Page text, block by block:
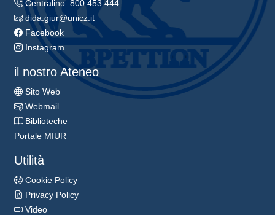
Centralino: 800 453 444
dida.giur@unicz.it
Facebook
Instagram
il nostro Ateneo
Sito Web
Webmail
Biblioteche
Portale MIUR
Utilità
Cookie Policy
Privacy Policy
Video